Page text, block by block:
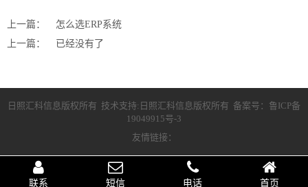
上一篇：
怎么选ERP系统
上一篇：
已经没有了
日照汇科信息版权所有 技术支持:日照汇科信息版权所有 备案号： 鲁ICP备
19049915号-3
友情链接：
首页
电话
短信
联系